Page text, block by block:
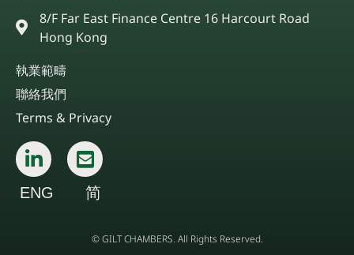
8/F Far East Finance Centre 16 Harcourt Road
Hong Kong
執業範疇
聯絡我們
Terms & Privacy
ENG 简
© GILT CHAMBERS. All Rights Reserved.